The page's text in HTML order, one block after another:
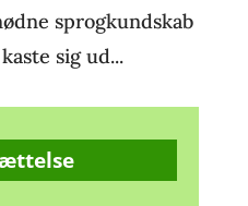
sprogkundskab
sig ud...